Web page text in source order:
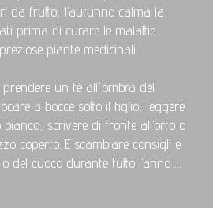
da frutto, l’autunno calma la
prima di curare le malattie
piante medicinali.
prendere un tè all'ombra del
a bocce sotto il tiglio, leggere
scrivere di fronte all’orto o
coperto. E scambiare consigli e
del cuoco durante tutto l’anno …